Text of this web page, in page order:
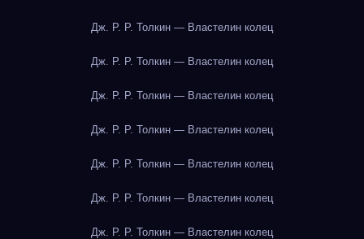
Дж. Р. Р. Толкин — Властелин колец
Дж. Р. Р. Толкин — Властелин колец
Дж. Р. Р. Толкин — Властелин колец
Дж. Р. Р. Толкин — Властелин колец
Дж. Р. Р. Толкин — Властелин колец
Дж. Р. Р. Толкин — Властелин колец
Дж. Р. Р. Толкин — Властелин колец